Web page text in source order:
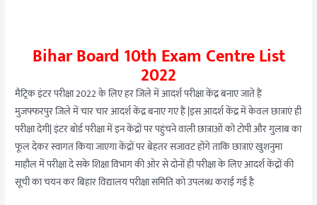
Bihar Board 10th Exam Centre List
2022
मैट्रिक इंटर परीक्षा 2022 के लिए हर जिले में आदर्श परीक्षा केंद्र बनाए जाते हैं
मुजफ्फरपुर जिले में चार चार आदर्श केंद्र बनाए गए हैं |इस आदर्श केंद्र में केवल छात्राएं ही
परीक्षा देगी| इंटर बोर्ड परीक्षा में इन केंद्रों पर पहुंचने वाली छात्राओं को टोपी और गुलाब का
फूल देकर स्वागत किया जाएगा केंद्रों पर बेहतर सजावट होंगे ताकि छात्राएं खुशनुमा
माहौल में परीक्षा दे सके शिक्षा विभाग की ओर से दोनों ही परीक्षा के लिए आदर्श केंद्रों की
सूची का चयन कर बिहार विद्यालय परीक्षा समिति को उपलब्ध कराई गई है